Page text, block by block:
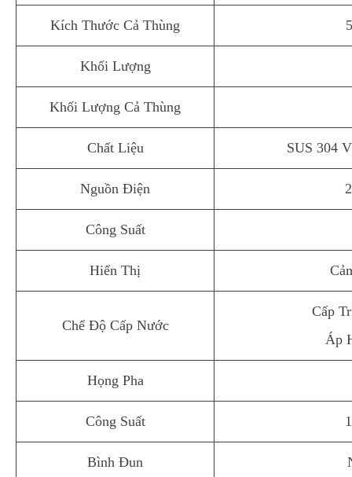
Kích Thước Cả Thùng
Khối Lượng
Khối Lượng Cả Thùng
Chất Liệu SUS 304
Nguồn Điện
Công Suất
Hiển Thị
Chế Độ Cấp Nước
Cấp
Áp
Họng Pha
Công Suất
Bình Đun